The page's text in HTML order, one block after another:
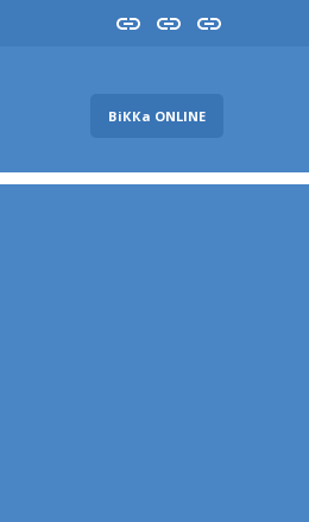
InstaYouTube
FB
ВіККа ONLINE